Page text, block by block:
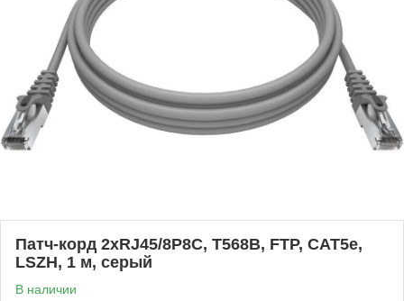
Патч-корд 2xRJ45/8P8C, T568B, FTP, CAT5e,
LSZH, 1 м, серый
В наличии